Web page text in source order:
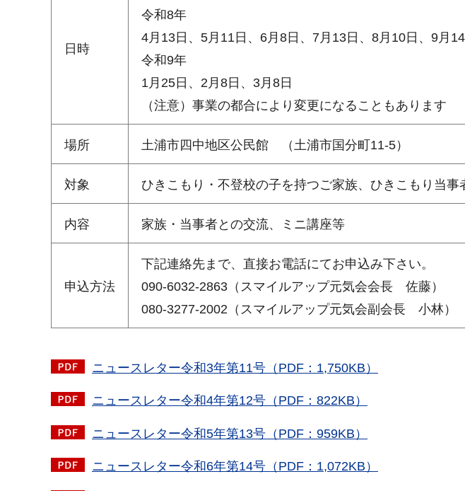
日時
令和8年
4月13日、5月11日、6月8日、7月13日、8月10日、9月
令和9年
1月25日、2月8日、3月8日
（注意）事業の都合により変更になることもあります
場所 土浦市四中地区公民館 （土浦市国分町11-5）
対象 ひきこもり・不登校の子を持つご家族、ひきこもり当事
内容 家族・当事者との交流、ミニ講座等
申込方法
下記連絡先まで、直接お電話にてお申込み下さい。
090-6032-2863（スマイルアップ元気会会長 佐藤）
080-3277-2002（スマイルアップ元気会副会長 小林）
ニュースレター令和3年第11号（PDF：1,750KB）
ニュースレター令和4年第12号（PDF：822KB）
ニュースレター令和5年第13号（PDF：959KB）
ニュースレター令和6年第14号（PDF：1,072KB）